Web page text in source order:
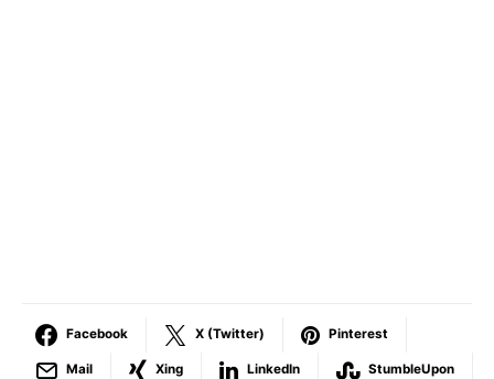
Facebook X (Twitter) Pinterest
Mail Xing LinkedIn StumbleUpon